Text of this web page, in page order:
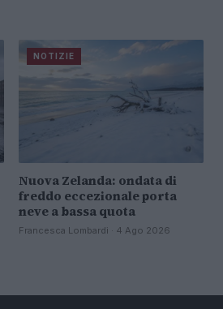
NOTIZIE
Nuova Zelanda: ondata di
freddo eccezionale porta
neve a bassa quota
Francesca Lombardi · 4 Ago 2026